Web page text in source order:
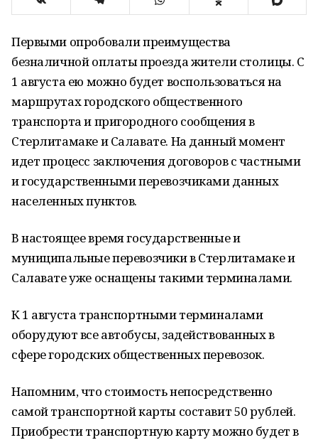
Первыми опробовали преимущества
безналичной оплаты проезда жители столицы. С
1 августа ею можно будет воспользоваться на
маршрутах городского общественного
транспорта и пригородного сообщения в
Стерлитамаке и Салавате. На данный момент
идет процесс заключения договоров с частными
и государственными перевозчиками данных
населенных пунктов.
В настоящее время государственные и
муниципальные перевозчики в Стерлитамаке и
Салавате уже оснащены такими терминалами.
К 1 августа транспортными терминалами
оборудуют все автобусы, задействованных в
сфере городских общественных перевозок.
Напомним, что стоимость непосредственно
самой транспортной карты составит 50 рублей.
Приобрести транспортную карту можно будет в